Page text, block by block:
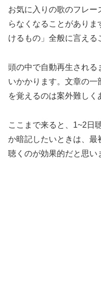
お気に入りの歌のフレー
らなくなることがあり
けるもの」全般に言える
頭の中で自動再生される
いかかります。文章の
を覚えるのは案外難しく
ここまで来ると、1~2日
か暗記したいときは、最
聴くのが効果的だと思い